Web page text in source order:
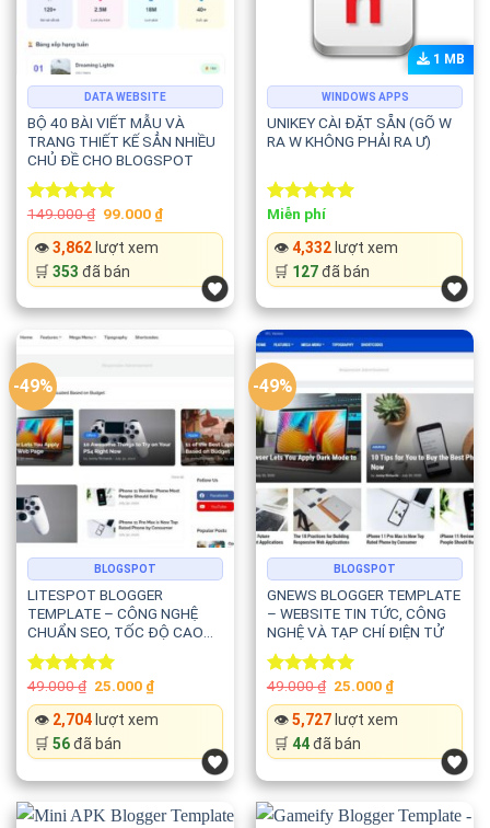
DATA WEBSITE
BỘ 40 BÀI VIẾT MẪU VÀ
TRANG THIẾT KẾ SẲN NHIỀU
CHỦ ĐỀ CHO BLOGSPOT
Rated5.00
out of 5
149.000₫ Original
was:
149.000 ₫.
99.000 ₫Current
price
👁️3,862lượt xem
🛒 353 đã bán
WINDOWS APPS
1 MB
UNIKEY CÀI ĐẶT SẴN (GÕ W
RA W KHÔNG PHẢI RA Ư)
Rated5.00
out of 5
Miễn phí
👁️4,332lượt xem
🛒 127đã bán
-49%
BLOGSPOT
LITESPOT BLOGGER
TEMPLATE – CÔNG NGHỆ
CHUẨN SEO, TỐC ĐỘ CAO
VÀ HIỆN ĐẠI
Rated5.00
out of 5
49.000₫ Original
was:
49.000 ₫.
25.000 ₫Current
price
is:
25.000 ₫.
👁️ 2,704lượt xem
🛒 56đã bán
-49%
BLOGSPOT
GNEWS BLOGGER TEMPLATE
– WEBSITE TIN TỨC, CÔNG
NGHỆ VÀ TẠP CHÍ ĐIỆN TỬ
Rated5.00
out of 5
49.000₫ Original
was:
49.000 ₫.
25.000 ₫Current
price
is:
25.000 ₫.
👁️5,727lượt xem
🛒 44đã bán